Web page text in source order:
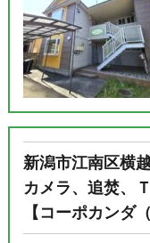
新潟市江南区横
カメラ、追焚、
【コーポカンダ